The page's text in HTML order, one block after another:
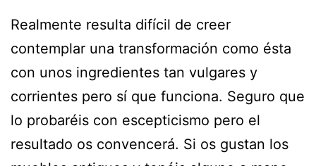
Realmente resulta difícil de creer
contemplar una transformación como ésta
con unos ingredientes tan vulgares y
corrientes pero sí que funciona. Seguro que
lo probaréis con escepticismo pero el
resultado os convencerá. Si os gustan los